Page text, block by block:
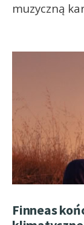
muzyczną
Finneas